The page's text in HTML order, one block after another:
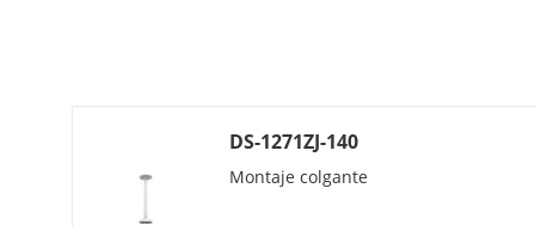
DS-1271ZJ-140
Montaje colgante